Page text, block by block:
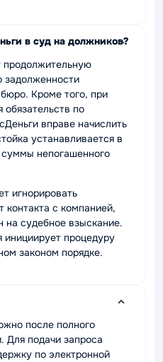
в суд на должников?
продолжительную
задолженности
Кроме того, при
обязательств по
вправе начислить
устанавливается в
непогашенного
игнорировать
контакта с компанией,
на судебное взыскание.
инициирует процедуру
законом порядке.
после полного
Для подачи запроса
по электронной